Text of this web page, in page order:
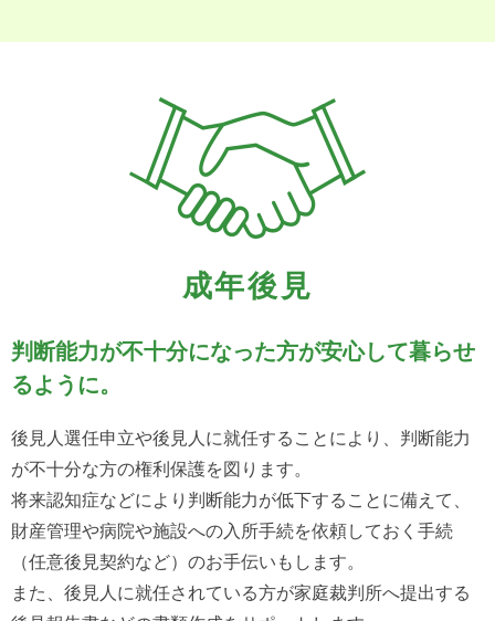
成年後見
判断能力が不十分になった方が安心して暮らせ
るように。
後見人選任申立や後見人に就任することにより、判断能力
が不十分な方の権利保護を図ります。
将来認知症などにより判断能力が低下することに備えて、
財産管理や病院や施設への入所手続を依頼しておく手続
（任意後見契約など）のお手伝いもします。
また、後見人に就任されている方が家庭裁判所へ提出する